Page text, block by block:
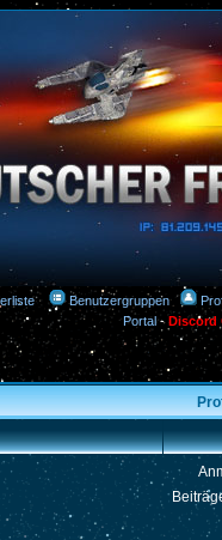
Benutzergruppen
Portal-Discord